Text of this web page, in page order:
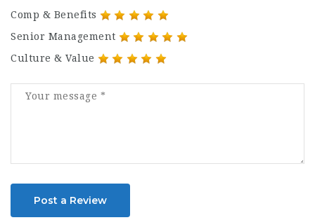
Comp & Benefits
Senior Management
Culture & Value
Post a Review